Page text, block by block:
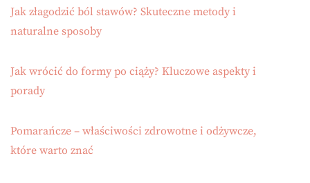
Jak złagodzić ból stawów? Skuteczne metody i
naturalne sposoby
Jak wrócić do formy po ciąży? Kluczowe aspekty i
porady
Pomarańcze – właściwości zdrowotne i odżywcze,
które warto znać